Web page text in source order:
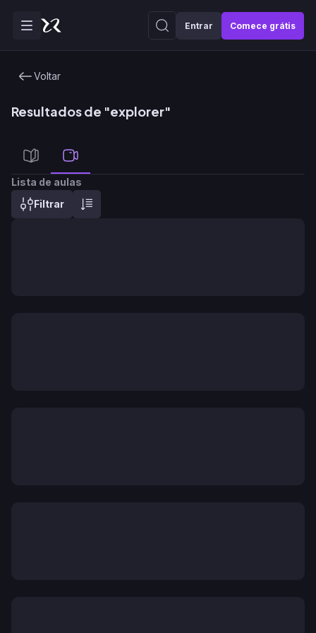
Entrar Comece grátis
Voltar
Resultados de "explorer"
Lista de aulas
Filtrar